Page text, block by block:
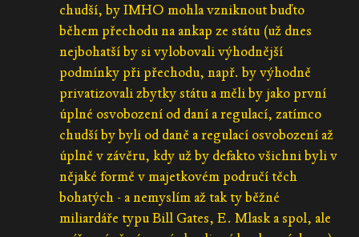
chudší, by IMHO mohla vzniknout buďto
během přechodu na ankap ze státu (už dnes
nejbohatší by si vylobovali výhodnější
podmínky při přechodu, např. by výhodně
privatizovali zbytky státu a měli by jako první
úplné osvobození od daní a regulací, zatímco
chudší by byli od daně a regulací osvobození až
úplně v závěru, kdy už by defakto všichni byli v
nějaké formě v majetkovém područí těch
bohatých - a nemyslím až tak ty běžné
miliardáře typu Bill Gates, E. Mlask a spol, ale